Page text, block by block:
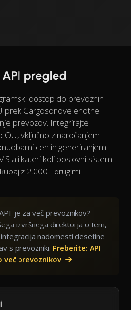
API pregled
dostop do prevoznih
prek Cargosonove enotne
prevozov. Integrirajte
OÜ, vključno z naročanjem
cen in generiranjem
ali kateri koli poslovni sistem
z 2.000+ drugimi
je za več prevoznikov?
izvršnega direktorja o tem,
integracija nadomesti desetine
s prevozniki. Preberite: API
več prevoznikov